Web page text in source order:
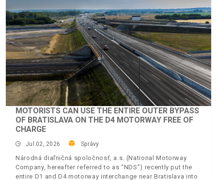
MOTORISTS CAN USE THE ENTIRE OUTER BYPASS
OF BRATISLAVA ON THE D4 MOTORWAY FREE OF
CHARGE
Jul 02, 2026 Správy
Národná diaľničná spoločnosť, a.s. (National Motorway
Company, hereafter referred to as “NDS”) recently put the
entire D1 and D4 motorway interchange near Bratislava into